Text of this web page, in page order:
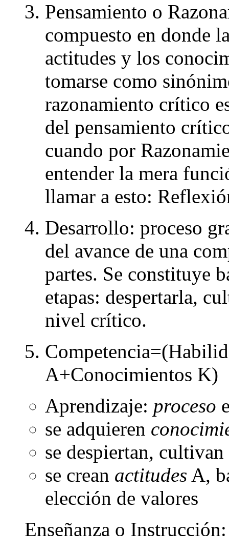
Pensamiento o
compuesto en donde
actitudes y los
tomarse como
razonamiento crítico
del pensamiento
cuando por
entender la mera
llamar a esto:
Desarrollo: proceso
del avance de una
partes. Se constituye
etapas: despertarla,
nivel crítico.
A+Conocimientos K)
Aprendizaje: proceso
se adquieren
se despiertan,
se crean actitudes A,
elección de valores
Enseñanza o Instrucción: